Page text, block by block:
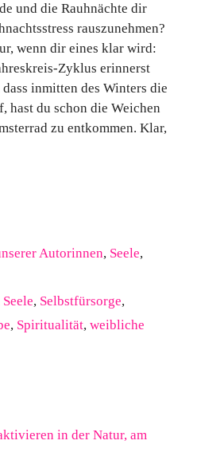
und die Rauhnächte dir
rauszunehmen?
wenn dir eines klar wird:
Zyklus erinnerst
inmitten des Winters die
hast du schon die Weichen
zu entkommen. Klar,
Autorinnen, Seele,
Seele, Selbstfürsorge,
, Spiritualität, weibliche